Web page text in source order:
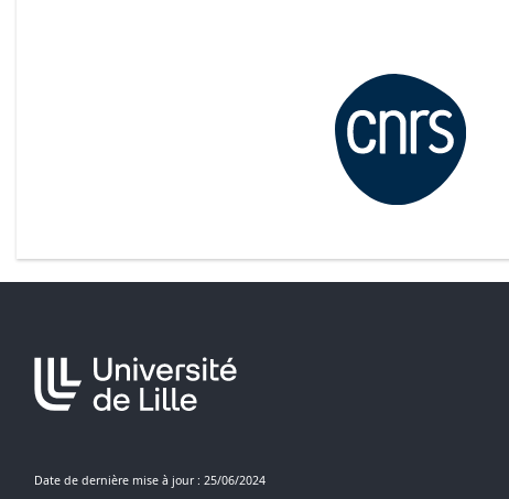
Date de dernière mise à jour : 25/06/2024